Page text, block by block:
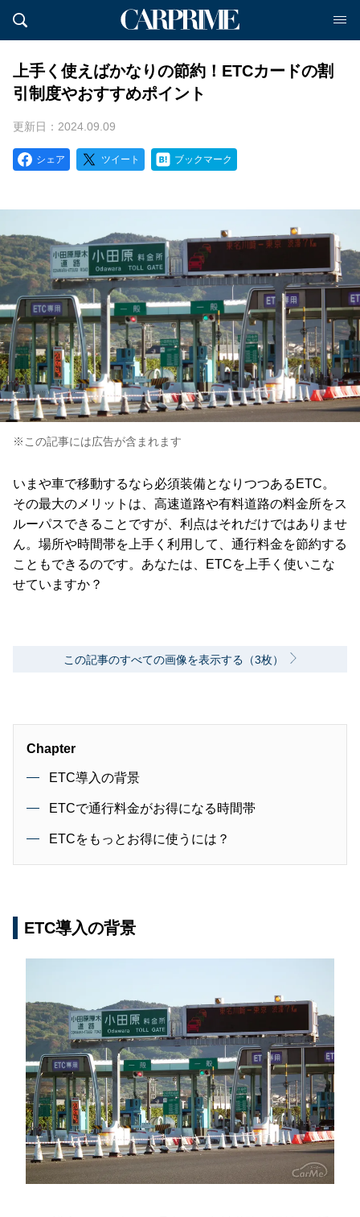
上手く使えばかなりの節約！ETCカードの割
引制度やおすすめポイント
更新日：2024.09.09
シェア ツイート ブックマーク
※この記事には広告が含まれます
いまや車で移動するなら必須装備となりつつあるETC。
その最大のメリットは、高速道路や有料道路の料金所をス
ルーパスできることですが、利点はそれだけではありませ
ん。場所や時間帯を上手く利用して、通行料金を節約する
こともできるのです。あなたは、ETCを上手く使いこな
せていますか？
この記事のすべての画像を表示する（3枚）
Chapter
ETC導入の背景
ETCで通行料金がお得になる時間帯
ETCをもっとお得に使うには？
ETC導入の背景